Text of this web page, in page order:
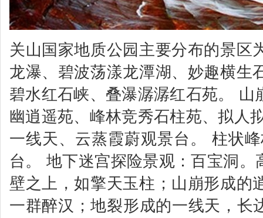
关山国家地质公园主要分布的景区
龙瀑、碧波荡漾龙潭湖、妙趣横生
碧水红石峡、叠瀑潺潺红石苑。
幽逍遥苑、峰林竞秀石柱苑、拟人
一线天、云蒸霞蔚观景台。 柱状
台。 地下迷宫探险景观：百宝洞
壁之上，如擎天玉柱；山崩形成的
一群醉汉；地裂形成的一线天，长